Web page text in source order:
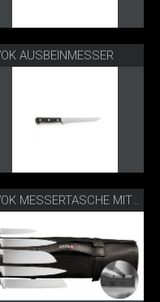
AUSBEINMESSER
WOK MESSERTASCHE MIT SCHLEIFGERÄT